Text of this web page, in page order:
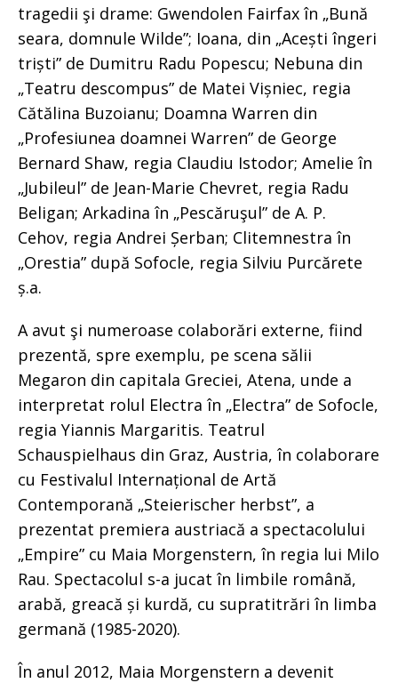
tragedii şi drame: Gwendolen Fairfax în „Bună
seara, domnule Wilde”; Ioana, din „Acești îngeri
triști” de Dumitru Radu Popescu; Nebuna din
„Teatru descompus” de Matei Vișniec, regia
Cătălina Buzoianu; Doamna Warren din
„Profesiunea doamnei Warren” de George
Bernard Shaw, regia Claudiu Istodor; Amelie în
„Jubileul” de Jean-Marie Chevret, regia Radu
Beligan; Arkadina în „Pescăruşul” de A. P.
Cehov, regia Andrei Șerban; Clitemnestra în
„Orestia” după Sofocle, regia Silviu Purcărete
ș.a.
A avut şi numeroase colaborări externe, fiind
prezentă, spre exemplu, pe scena sălii
Megaron din capitala Greciei, Atena, unde a
interpretat rolul Electra în „Electra” de Sofocle,
regia Yiannis Margaritis. Teatrul
Schauspielhaus din Graz, Austria, în colaborare
cu Festivalul Internațional de Artă
Contemporană „Steierischer herbst”, a
prezentat premiera austriacă a spectacolului
„Empire” cu Maia Morgenstern, în regia lui Milo
Rau. Spectacolul s-a jucat în limbile română,
arabă, greacă și kurdă, cu supratitrări în limba
germană (1985-2020).
În anul 2012, Maia Morgenstern a devenit